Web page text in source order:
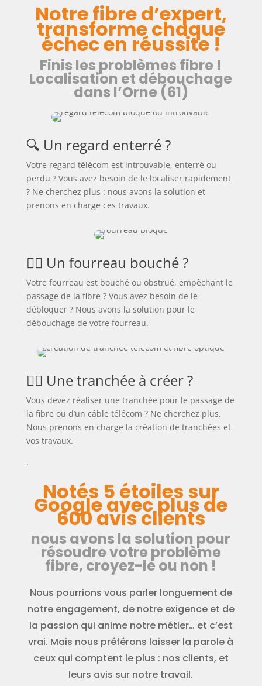
Notre fibre d’expert,
transforme chaque
échec en réussite !
Finis les problèmes fibre !
Localisation et débouchage
dans l’Orne (61)
🔍 Un regard enterré ?
Votre regard télécom est introuvable, enterré ou
perdu ? Vous avez besoin de le localiser rapidement
? Ne cherchez plus : nous avons la solution et
prenons en charge ces travaux.
🕵️‍♂️ Un fourreau bouché ?
Votre fourreau est bouché ou obstrué, empêchant le
passage de la fibre ? Vous avez besoin de le
débloquer ? Nous avons la solution pour le
débouchage de votre fourreau.
👷‍♂️ Une tranchée à créer ?
Vous devez réaliser une tranchée pour le passage de
la fibre ou d’un câble télécom ? Ne cherchez plus.
Nous prenons en charge la création de tranchées et
vos travaux.
.
Notés 5 étoiles sur
Google avec plus de
600 avis clients
nous avons la solution pour
résoudre votre problème
fibre, croyez-le ou non !
Nous pourrions vous parler longuement de
notre engagement, de notre exigence et de
la passion qui anime notre métier… et c’est
vrai. Mais nous préférons laisser la parole à
ceux qui comptent le plus : nos clients, et
leurs avis sur notre travail.